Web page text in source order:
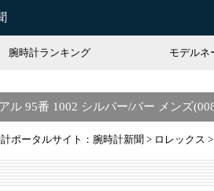
腕時計ランキング モデルネ
ル 95番 1002 シルバー/バー メンズ
ポータルサイト：腕時計新聞 > ロレックス >